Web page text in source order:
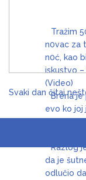
Svaki dan čitaj
Tražim
n0vac za
n0ć, kao
iskustvo
(Video)
Brena je
evo ko joj
znate ga
Razlog
da je
odlučio